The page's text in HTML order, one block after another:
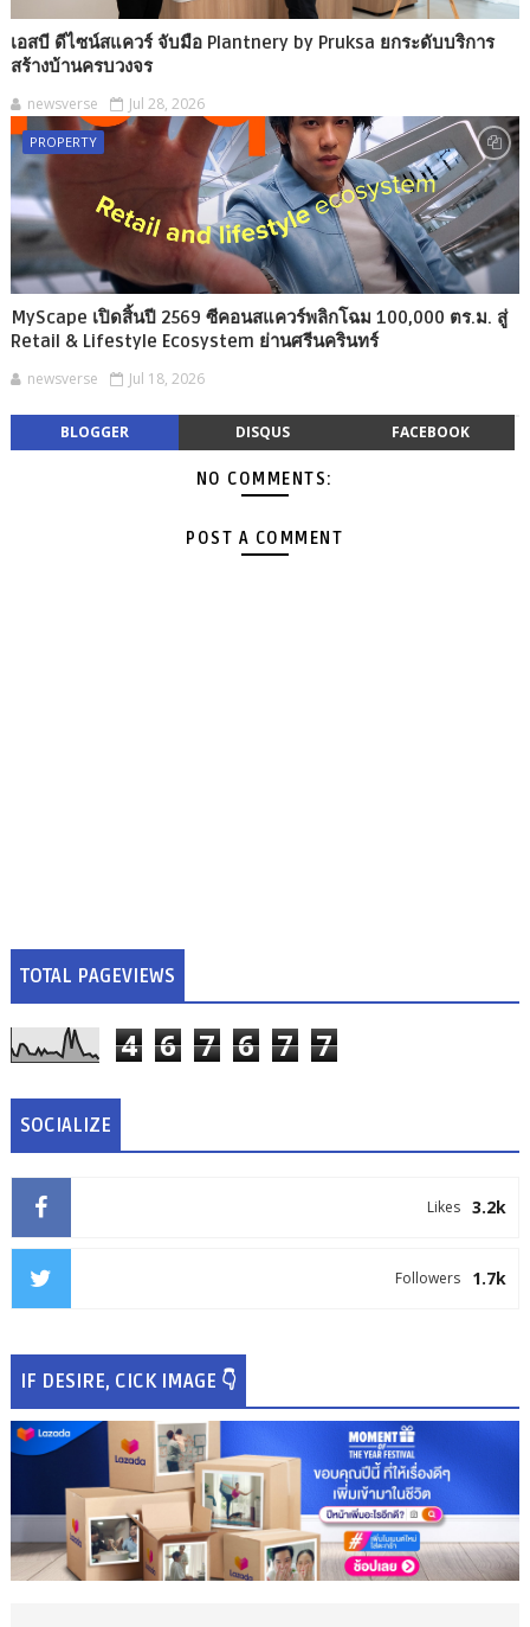
เอสบี ดีไซน์สแควร์ จับมือ Plantnery by Pruksa ยกระดับบริการ
สร้างบ้านครบวงจร
newsverse Jul 28, 2026
PROPERTY
MyScape เปิดสิ้นปี 2569 ซีคอนสแควร์พลิกโฉม 100,000 ตร.ม. สู่
Retail & Lifestyle Ecosystem ย่านศรีนครินทร์
newsverse Jul 18, 2026
BLOGGER DISQUS FACEBOOK
NO COMMENTS:
POST A COMMENT
TOTAL PAGEVIEWS
4 6 7 6 7 7
SOCIALIZE
3.2k
Likes
1.7k
Followers
IF DESIRE, CICK IMAGE 👇